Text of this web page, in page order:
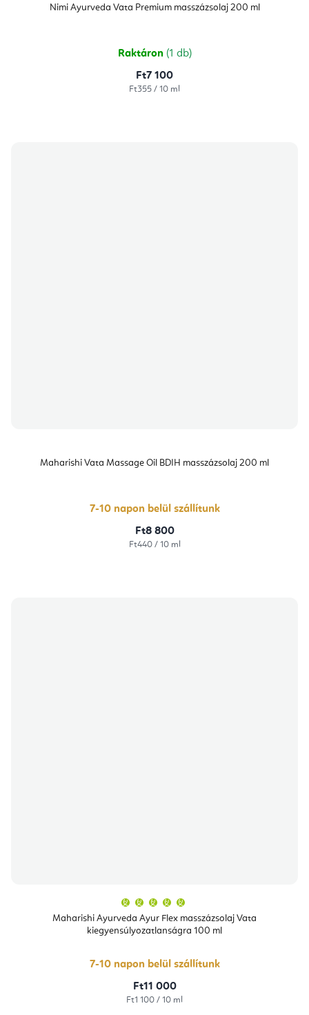
Nimi Ayurveda Vata Premium masszázsolaj 200 ml
Raktáron (1 db)
Ft7 100
Egységár:
Ft355 / 10 ml
Maharishi Vata Massage Oil BDIH masszázsolaj 200 ml
7-10 napon belül szállítunk
Ft8 800
Egységár:
Ft440 / 10 ml
Maharishi Ayurveda Ayur Flex masszázsolaj Vata
kiegyensúlyozatlanságra 100 ml
átlagos
értékelése
5-
csillag.
7-10 napon belül szállítunk
Ft11 000
Egységár:
Ft1 100 / 10 ml